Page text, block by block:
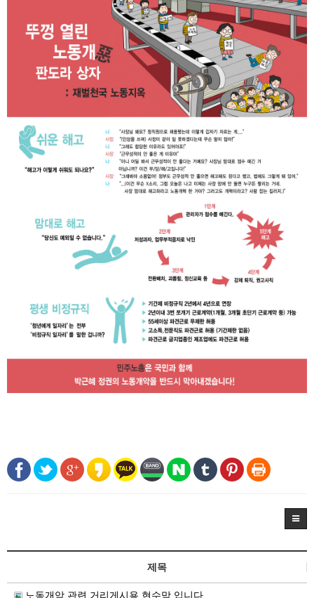
제목
노동개악 관련 거리게시용 현수막 입니다.